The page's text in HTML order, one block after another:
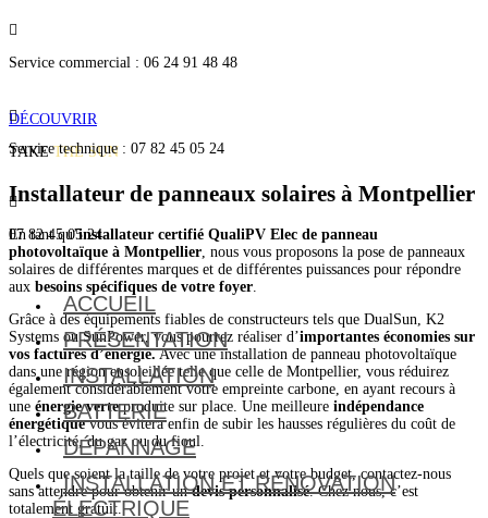

Service commercial : 06 24 91 48 48

Service technique : 07 82 45 05 24

07 82 45 05 24
ACCUEIL
PRÉSENTATION
INSTALLATION
BATTERIE
DÉPANNAGE
INSTALLATION ET RÉNOVATION
ÉLECTRIQUE
Installation photovoltaïque à Montpellier​
DÉCOUVRIR
TAKETHE SUN
Installateur de panneaux solaires à Montpellier
En tant qu’installateur certifié QualiPV Elec de panneau
photovoltaïque à Montpellier, nous vous proposons la pose de panneaux
solaires de différentes marques et de différentes puissances pour répondre
aux besoins spécifiques de votre foyer.
Grâce à des équipements fiables de constructeurs tels que DualSun, K2
Systems ou SunPower, vous pourrez réaliser d’importantes économies sur
vos factures d’énergie.Avec une installation de panneau photovoltaïque
dans une région ensoleillée telle que celle de Montpellier, vous réduirez
également considérablement votre empreinte carbone, en ayant recours à
une énergie verteproduite sur place. Une meilleure indépendance
énergétiquevous évitera enfin de subir les hausses régulières du coût de
l’électricité, du gaz ou du fioul.
Quels que soient la taille de votre projet et votre budget, contactez-nous
sans attendre pour obtenir undevis personnalisé. Chez nous, c’est
totalement gratuit.